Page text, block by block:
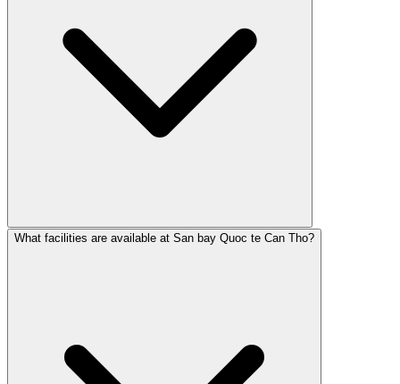
What facilities are available at San bay Quoc te Can Tho?